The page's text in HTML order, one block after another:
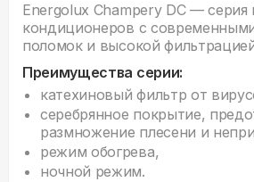
Energolux Champery DC — серия
кондиционеров с
поломок и высокой
Преимущества серии:
катехиновый фильтр от
серебрянное покрытие,
размножение плесени и
режим обогрева,
ночной режим.